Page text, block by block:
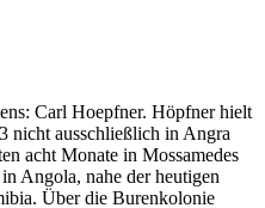
Carl Hoepfner. Höpfner hielt
nicht ausschließlich in Angra
acht Monate in Mossamedes
Angola, nahe der heutigen
Über die Burenkolonie